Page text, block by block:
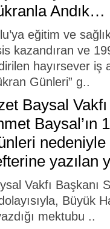
Andık…
eğitim ve
kazandıran ve
hayırsever iş
Günleri” g..
Baysal
Baysal’ın
nedeniyle
yazılan
Vakfı Başkanı
Büyük
mektubu ..